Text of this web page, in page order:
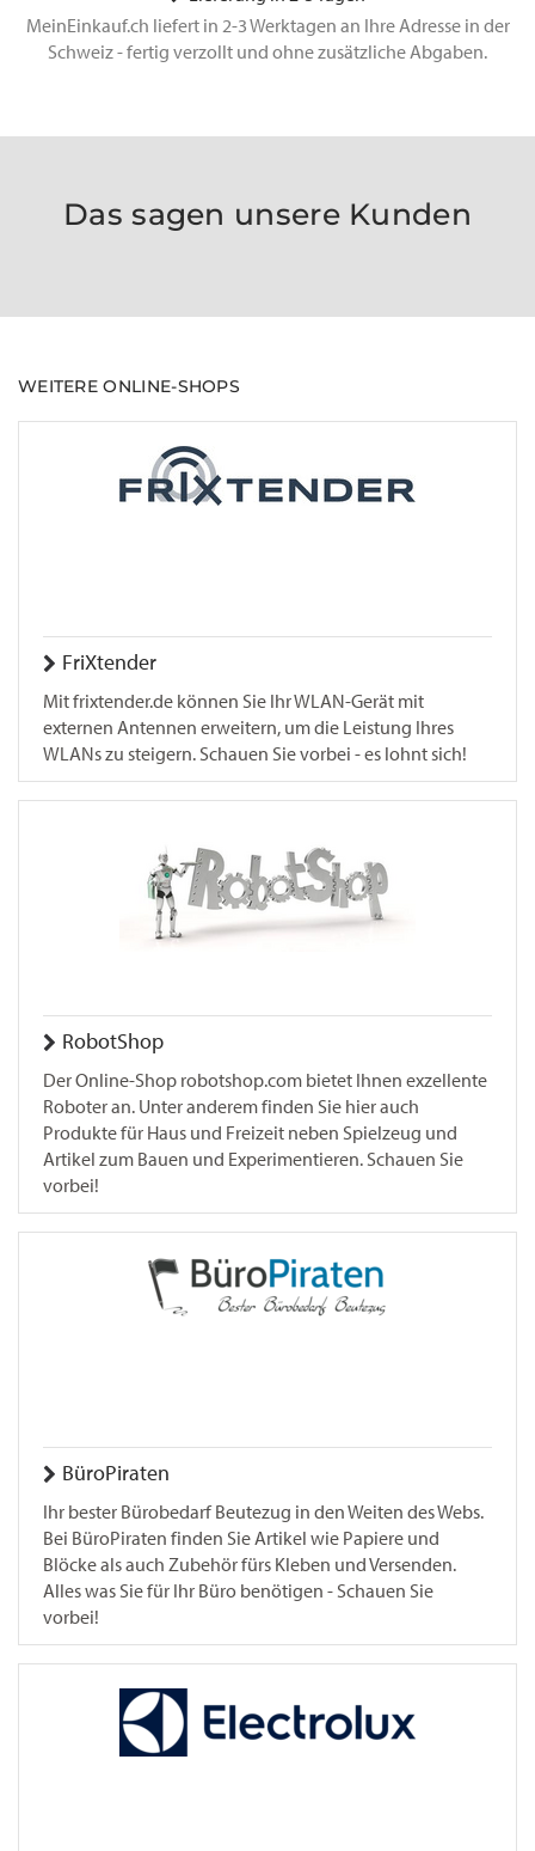
MeinEinkauf.ch liefert in 2-3 Werktagen an Ihre Adresse in der
Schweiz - fertig verzollt und ohne zusätzliche Abgaben.
Das sagen unsere Kunden
WEITERE ONLINE-SHOPS
FriXtender
Mit frixtender.de können Sie Ihr WLAN-Gerät mit
externen Antennen erweitern, um die Leistung Ihres
WLANs zu steigern. Schauen Sie vorbei - es lohnt sich!
RobotShop
Der Online-Shop robotshop.com bietet Ihnen exzellente
Roboter an. Unter anderem finden Sie hier auch
Produkte für Haus und Freizeit neben Spielzeug und
Artikel zum Bauen und Experimentieren. Schauen Sie
vorbei!
BüroPiraten
Ihr bester Bürobedarf Beutezug in den Weiten des Webs.
Bei BüroPiraten finden Sie Artikel wie Papiere und
Blöcke als auch Zubehör fürs Kleben und Versenden.
Alles was Sie für Ihr Büro benötigen - Schauen Sie
vorbei!